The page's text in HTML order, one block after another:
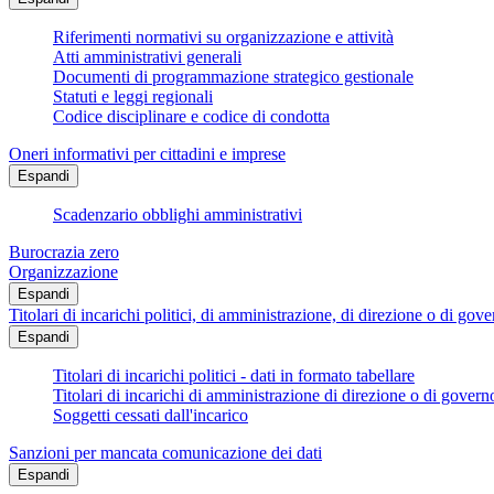
Riferimenti normativi su organizzazione e attività
Atti amministrativi generali
Documenti di programmazione strategico gestionale
Statuti e leggi regionali
Codice disciplinare e codice di condotta
Oneri informativi per cittadini e imprese
Espandi
Scadenzario obblighi amministrativi
Burocrazia zero
Organizzazione
Espandi
Titolari di incarichi politici, di amministrazione, di direzione o di
Espandi
Titolari di incarichi politici - dati in formato tabellare
Titolari di incarichi di amministrazione di direzione o di
Soggetti cessati dall'incarico
Sanzioni per mancata comunicazione dei dati
Espandi